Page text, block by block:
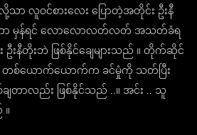
ာ လူဝင်စားလေး ပြောတဲ့အတိုင်း ဦးနီ
မှန်ရင် လောလောလတ်လတ် အသတ်ခံရ
တိုးဘဲ ဖြစ်နိုင်ချေများသည် ။ တိုက်ဆိုင်
တစ်ယောက်ယောက်က ခင်မှုံကို သတ်ပြီး
ျတာလည်း ဖြစ်နိုင်သည် ..။ အင်း .. သူ